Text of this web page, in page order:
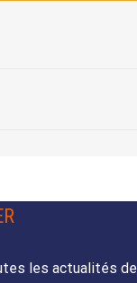
les actualités